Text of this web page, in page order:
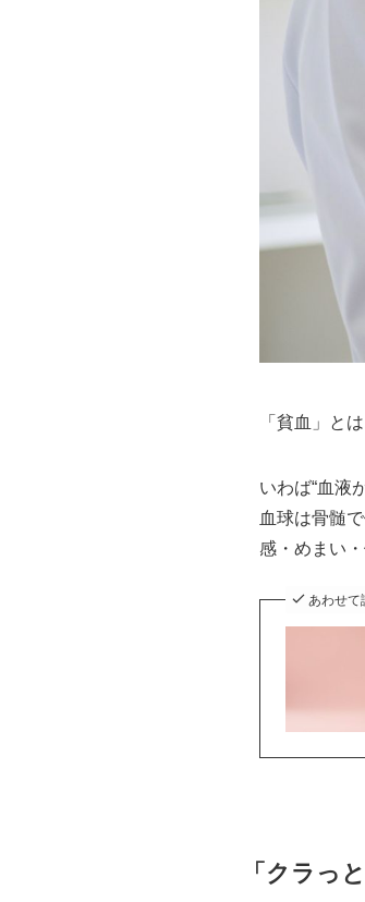
「貧血」と
いわば“血液
血球は骨髄
感・めまい
あわせて
「クラっ